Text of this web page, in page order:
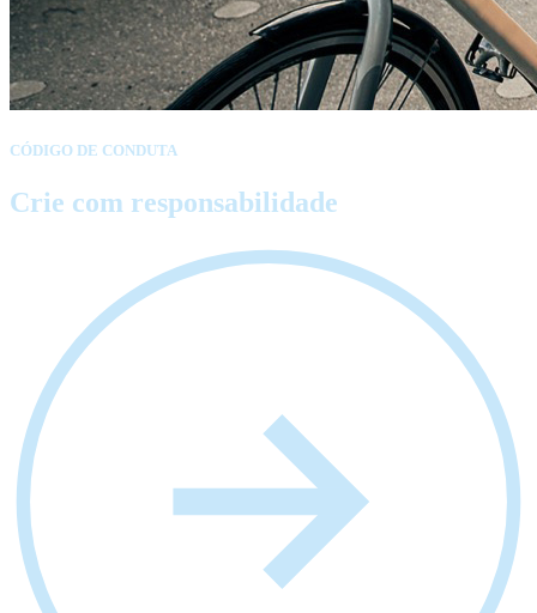
CÓDIGO DE CONDUTA
Crie com responsabilidade